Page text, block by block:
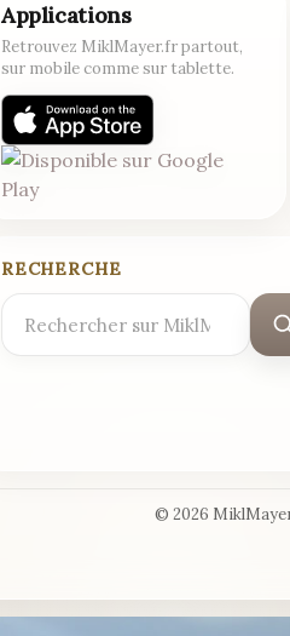
Applications
Retrouvez MiklMayer.fr partout,
sur mobile comme sur tablette.
RECHERCHE
Rechercher
© 2026